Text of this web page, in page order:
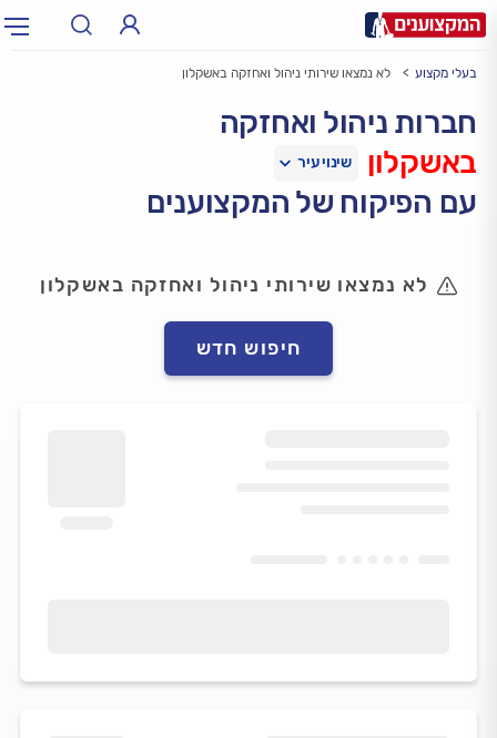
עירעיר: תל אביב, חיפה…
בעלי מקצוע לא נמצאו שירותי ניהול ואחזקה באשקלון
חברות ניהול ואחזקה
באשקלון
עם הפיקוח של המקצוענים
לא נמצאו שירותי ניהול ואחזקה באשקלון
חיפוש חדש